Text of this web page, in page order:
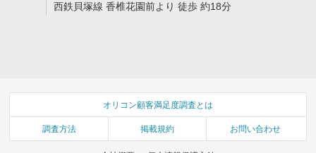
西鉄貝塚線 香椎花園前より 徒歩 約18分
オリコン顧客満足度調査とは
調査方法 掲載規約 お問い合わせ